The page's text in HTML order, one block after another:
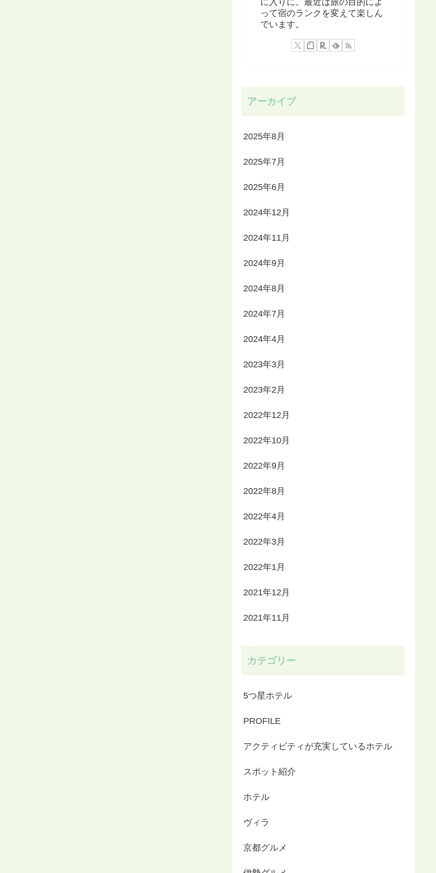
に入りに。最近は旅の目的によ
って宿のランクを変えて楽しん
でいます。
アーカイブ
2025年8月
2025年7月
2025年6月
2024年12月
2024年11月
2024年9月
2024年8月
2024年7月
2024年4月
2023年3月
2023年2月
2022年12月
2022年10月
2022年9月
2022年8月
2022年4月
2022年3月
2022年1月
2021年12月
2021年11月
カテゴリー
5つ星ホテル
PROFILE
アクティビティが充実しているホテル
スポット紹介
ホテル
ヴィラ
京都グルメ